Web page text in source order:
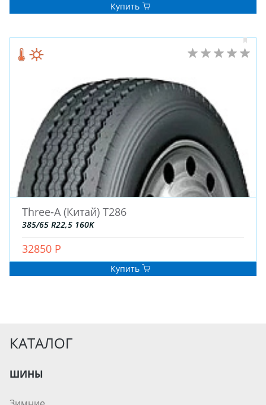
Купить
Three-A (Китай) T286
385/65 R22,5 160K
32850 Р
Купить
КАТАЛОГ
ШИНЫ